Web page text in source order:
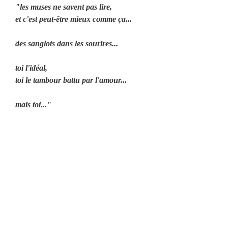
"les muses ne savent pas lire,
et c'est peut-être mieux comme ça...
des sanglots dans les sourires...
toi l'idéal,
toi le tambour battu par l'amour...
mais toi..."